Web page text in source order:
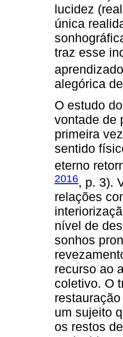
lucidez
única
traz esse
alegórica
O estudo
vontade de
primeira
sentido
eterno
2016, p. 3).
relações
nível de
sonhos
recurso ao
coletivo. O
um sujeito
os restos